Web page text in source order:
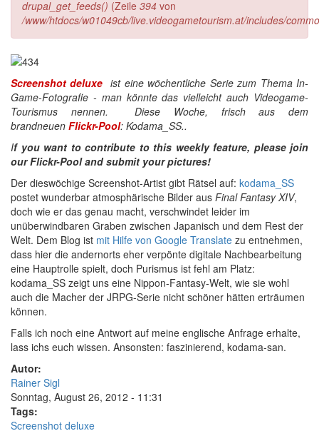
drupal_get_feeds() (Zeile 394 von
/www/htdocs/w01049cb/live.videogametourism.at/includes/
Screenshot deluxe ist eine wöchentliche Serie zum Thema In-
Game-Fotografie - man könnte das vielleicht auch Videogame-
Tourismus nennen. Diese Woche, frisch aus dem
brandneuen Flickr-Pool: Kodama_SS..
If you want to contribute to this weekly feature, please join
our Flickr-Pool and submit your pictures!
Der dieswöchige Screenshot-Artist gibt Rätsel auf: kodama_SS
postet wunderbar atmosphärische Bilder aus Final Fantasy XIV,
doch wie er das genau macht, verschwindet leider im
unüberwindbaren Graben zwischen Japanisch und dem Rest der
Welt. Dem Blog ist mit Hilfe von Google Translate zu entnehmen,
dass hier die andernorts eher verpönte digitale Nachbearbeitung
eine Hauptrolle spielt, doch Purismus ist fehl am Platz:
kodama_SS zeigt uns eine Nippon-Fantasy-Welt, wie sie wohl
auch die Macher der JRPG-Serie nicht schöner hätten erträumen
können.
Falls ich noch eine Antwort auf meine englische Anfrage erhalte,
lass ichs euch wissen. Ansonsten: faszinierend, kodama-san.
Autor:
Rainer Sigl
Sonntag, August 26, 2012 - 11:31
Tags:
Screenshot deluxe